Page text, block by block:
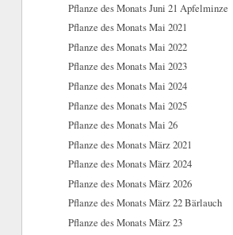
Pflanze des Monats Juni 21 Apfelminze
Pflanze des Monats Mai 2021
Pflanze des Monats Mai 2022
Pflanze des Monats Mai 2023
Pflanze des Monats Mai 2024
Pflanze des Monats Mai 2025
Pflanze des Monats Mai 26
Pflanze des Monats März 2021
Pflanze des Monats März 2024
Pflanze des Monats März 2026
Pflanze des Monats März 22 Bärlauch
Pflanze des Monats März 23